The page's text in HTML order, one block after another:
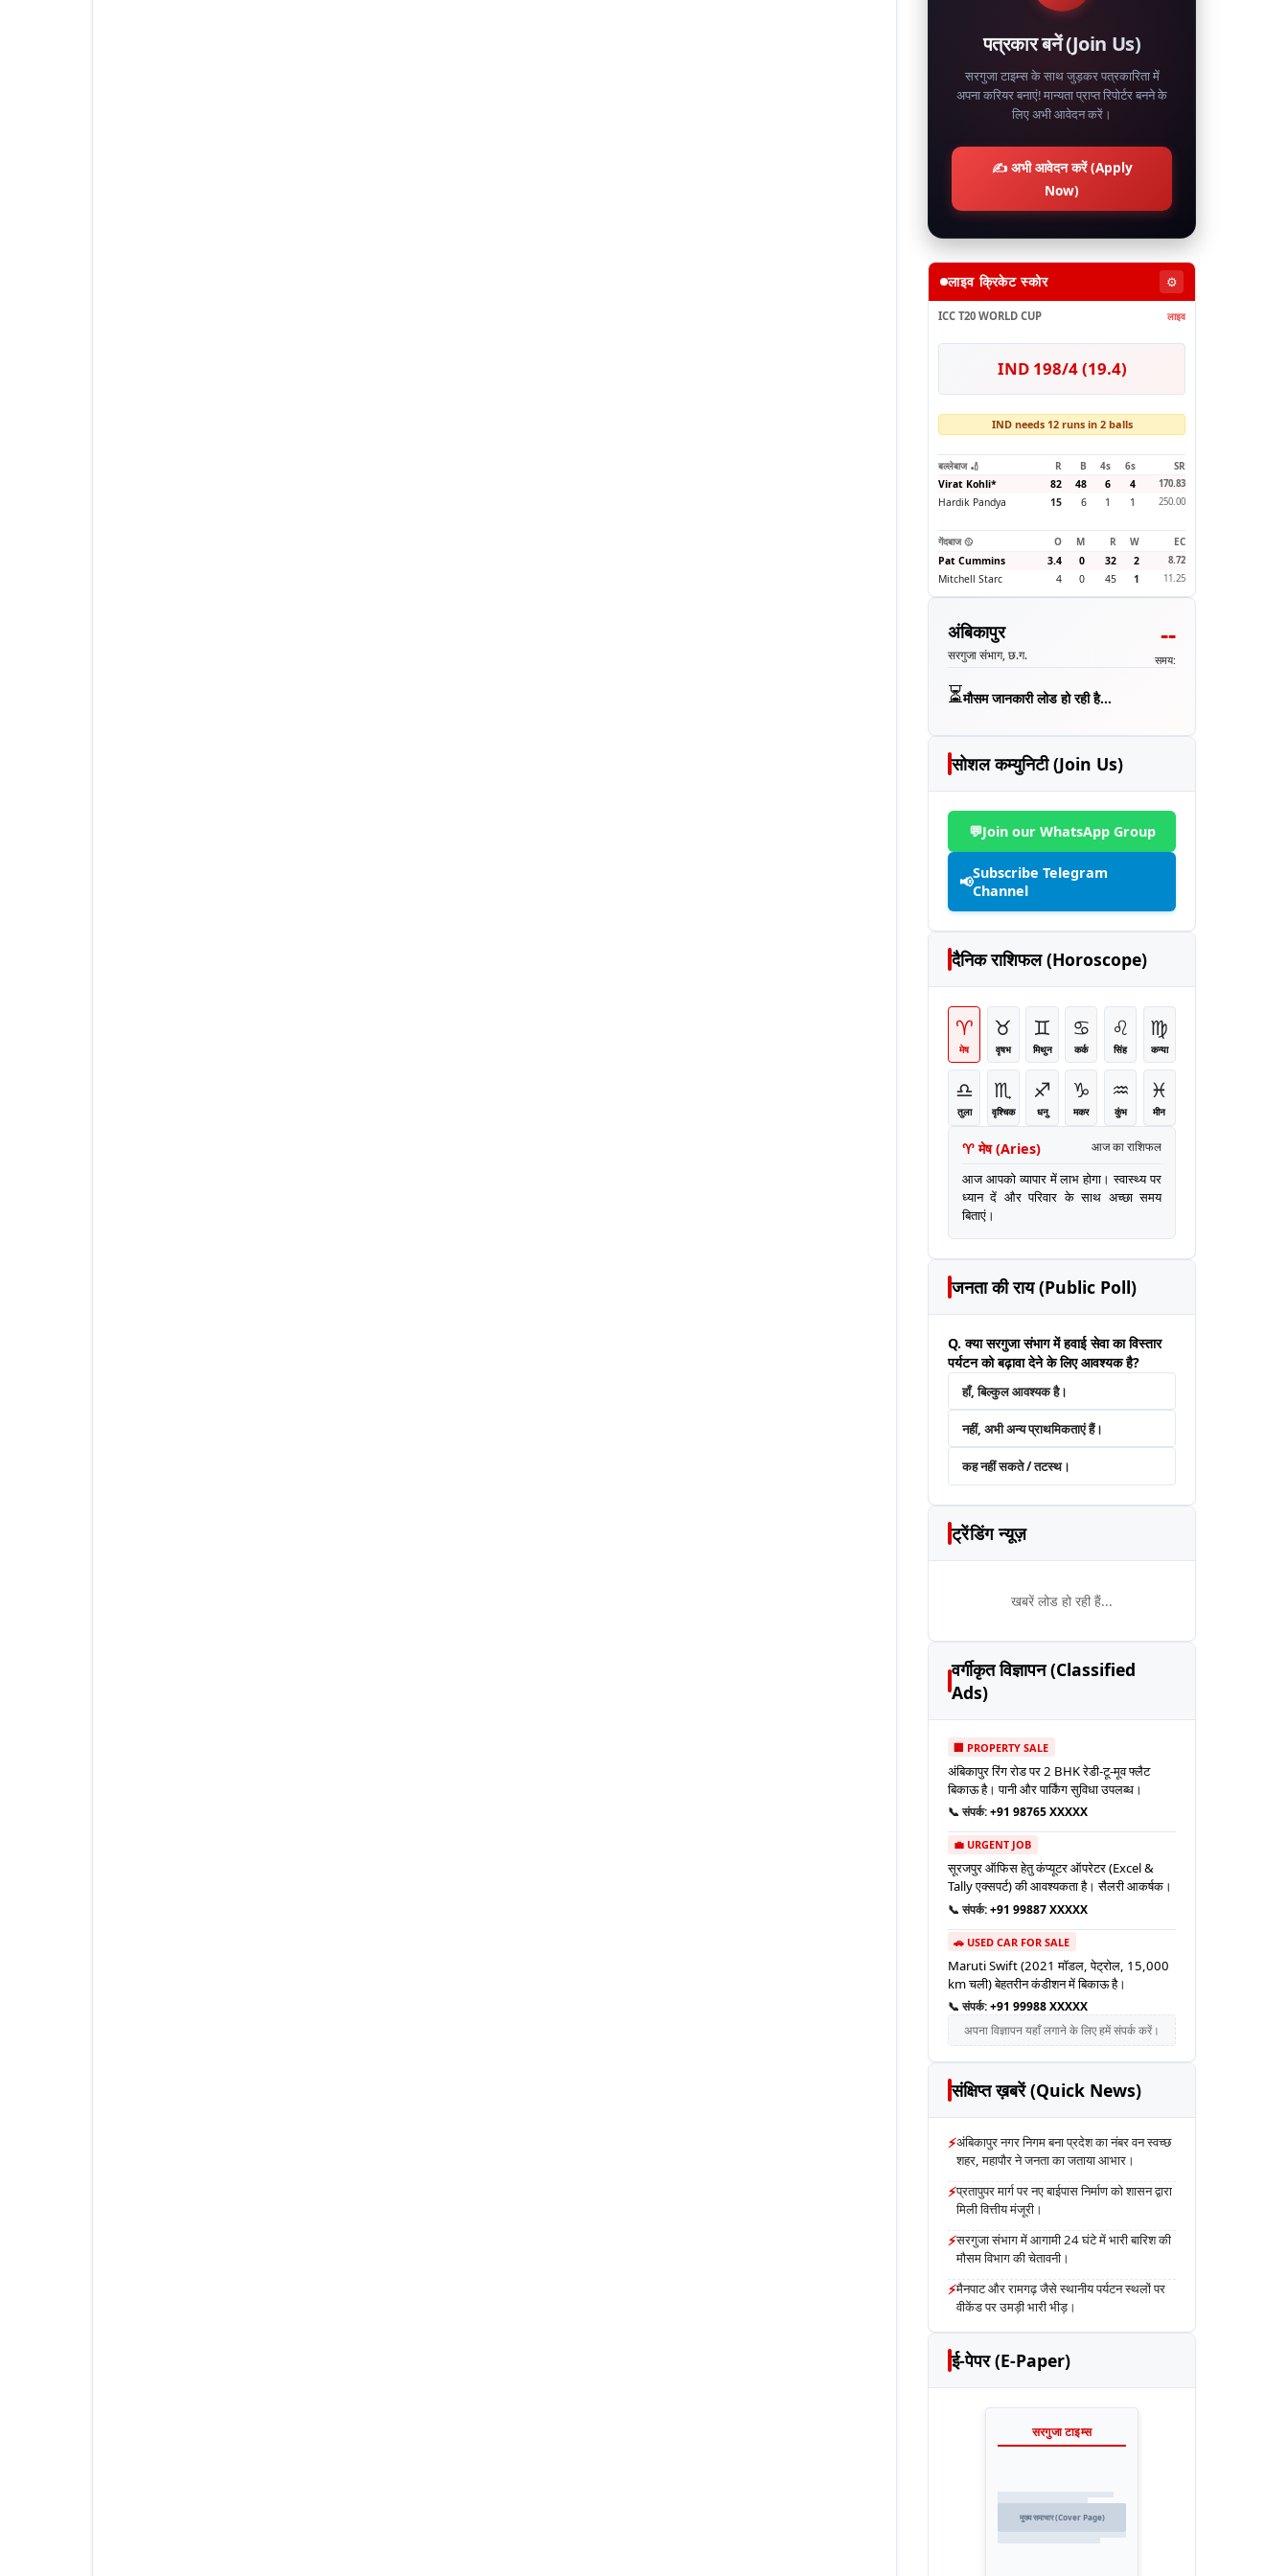
पत्रकार बनें (Join Us)
सरगुजा टाइम्स के साथ जुड़कर पत्रकारिता में
अपना करियर बनाएं! मान्यता प्राप्त रिपोर्टर बनने के
लिए अभी आवेदन करें।
✍️ अभी आवेदन करें (Apply
Now)
लाइव क्रिकेट स्कोर ⚙️
ICC T20 WORLD CUP लाइव
IND 198/4 (19.4)
IND needs 12 runs in 2 balls
बल्लेबाज 🏏 R B 4s 6s
SR
Virat Kohli* 82 48 6 4 170.83
Hardik Pandya 15 6 1 1 250.00
गेंदबाज 🥎 O M R W
EC
Pat Cummins
3.4 0 32 2 8.72
Mitchell Starc 4 0 45 1 11.25
अंबिकापुर
सरगुजा संभाग, छ.ग.
--
समय:
⏳मौसम जानकारी लोड हो रही है...
सोशल कम्युनिटी (Join Us)
💬Join our WhatsApp Group
📢Subscribe Telegram
Channel
दैनिक राशिफल (Horoscope)
♈
मेष
♉
वृषभ
♊
मिथुन
♋
कर्क
♌
सिंह
♍
कन्या
♎
तुला
♏
वृश्चिक
♐
धनु
♑
मकर
♒
कुंभ
♓
मीन
♈ मेष(Aries) आज का राशिफल
आज आपको व्यापार में लाभ होगा। स्वास्थ्य पर
ध्यान दें और परिवार के साथ अच्छा समय
बिताएं।
जनता की राय (Public Poll)
Q. क्या सरगुजा संभाग में हवाई सेवा का विस्तार
पर्यटन को बढ़ावा देने के लिए आवश्यक है?
हाँ, बिल्कुल आवश्यक है।
नहीं, अभी अन्य प्राथमिकताएं हैं।
कह नहीं सकते / तटस्थ।
ट्रेंडिंग न्यूज़
खबरें लोड हो रही हैं...
वर्गीकृत विज्ञापन (Classified
Ads)
🏢 PROPERTY SALE
अंबिकापुर रिंग रोड पर 2 BHK रेडी-टू-मूव फ्लैट
बिकाऊ है। पानी और पार्किंग सुविधा उपलब्ध।
📞 संपर्क:+91 98765 XXXXX
💼 URGENT JOB
सूरजपुर ऑफिस हेतु कंप्यूटर ऑपरेटर (Excel &
Tally एक्सपर्ट) की आवश्यकता है। सैलरी आकर्षक।
📞 संपर्क:+91 99887 XXXXX
🚗 USED CAR FOR SALE
Maruti Swift (2021 मॉडल, पेट्रोल, 15,000
km चली) बेहतरीन कंडीशन में बिकाऊ है।
📞 संपर्क:+91 99988 XXXXX
अपना विज्ञापन यहाँ लगाने के लिए हमें संपर्क करें।
संक्षिप्त ख़बरें (Quick News)
⚡अंबिकापुर नगर निगम बना प्रदेश का नंबर वन स्वच्छ
शहर, महापौर ने जनता का जताया आभार।
⚡प्रतापुपर मार्ग पर नए बाईपास निर्माण को शासन द्वारा
मिली वित्तीय मंजूरी।
⚡सरगुजा संभाग में आगामी 24 घंटे में भारी बारिश की
मौसम विभाग की चेतावनी।
⚡मैनपाट और रामगढ़ जैसे स्थानीय पर्यटन स्थलों पर
वीकेंड पर उमड़ी भारी भीड़।
ई-पेपर (E-Paper)
सरगुजा टाइम्स
मुख्य समाचार (Cover Page)